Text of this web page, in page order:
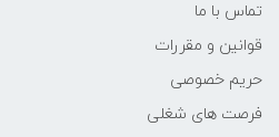
تماس با ما
قوانین و مقررات
حریم خصوصی
فرصت های شغلی